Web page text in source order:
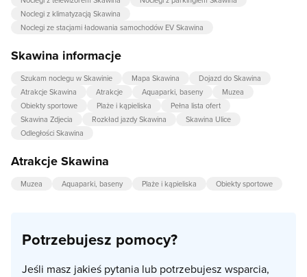
Noclegi z klimatyzacją Skawina
Noclegi ze stacjami ładowania samochodów EV Skawina
Skawina informacje
Szukam noclegu w Skawinie Mapa Skawina
Dojazd do Skawina
Atrakcje Skawina
Atrakcje Aquaparki, baseny
Muzea
Obiekty sportowe
Plaże i kąpieliska
Pełna lista ofert
Skawina Zdjecia
Rozkład jazdy Skawina
Skawina Ulice
Odległości Skawina
Atrakcje Skawina
Muzea Aquaparki, baseny Plaże i kąpieliska Obiekty sportowe
Potrzebujesz pomocy?
Jeśli masz jakieś pytania lub potrzebujesz wsparcia,